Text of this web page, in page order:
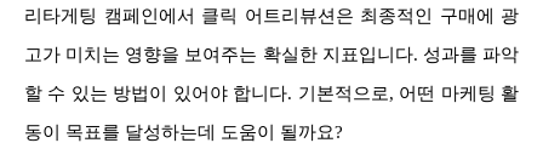
리타게팅 캠페인에서 클릭 어트리뷰션은 최종적인 구매에 광
고가 미치는 영향을 보여주는 확실한 지표입니다. 성과를 파악
할 수 있는 방법이 있어야 합니다. 기본적으로, 어떤 마케팅 활
동이 목표를 달성하는데 도움이 될까요?